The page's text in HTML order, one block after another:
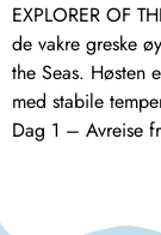
EXPLORER OF
de vakre greske
the Seas. Høsten
med stabile
Dag 1 – Avreise